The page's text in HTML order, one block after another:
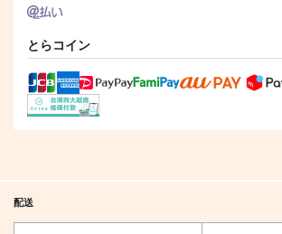
とらコイン
配送